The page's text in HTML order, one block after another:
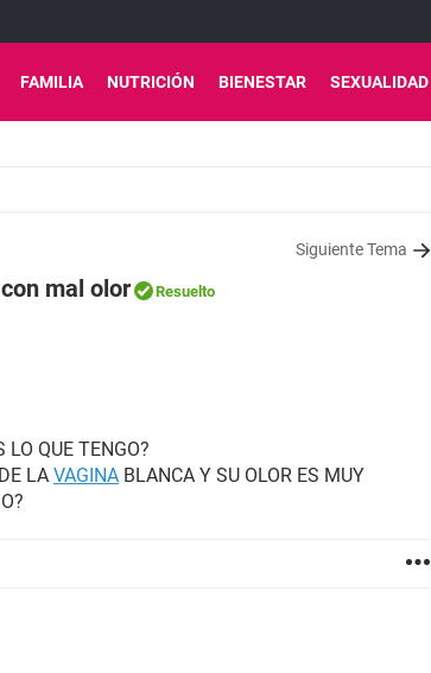
FAMILIA NUTRICIÓN BIENESTAR SEXUALIDAD
Siguiente Tema
mal olor Resuelto
LO QUE TENGO?
LA VAGINA BLANCA Y SU OLOR ES MUY